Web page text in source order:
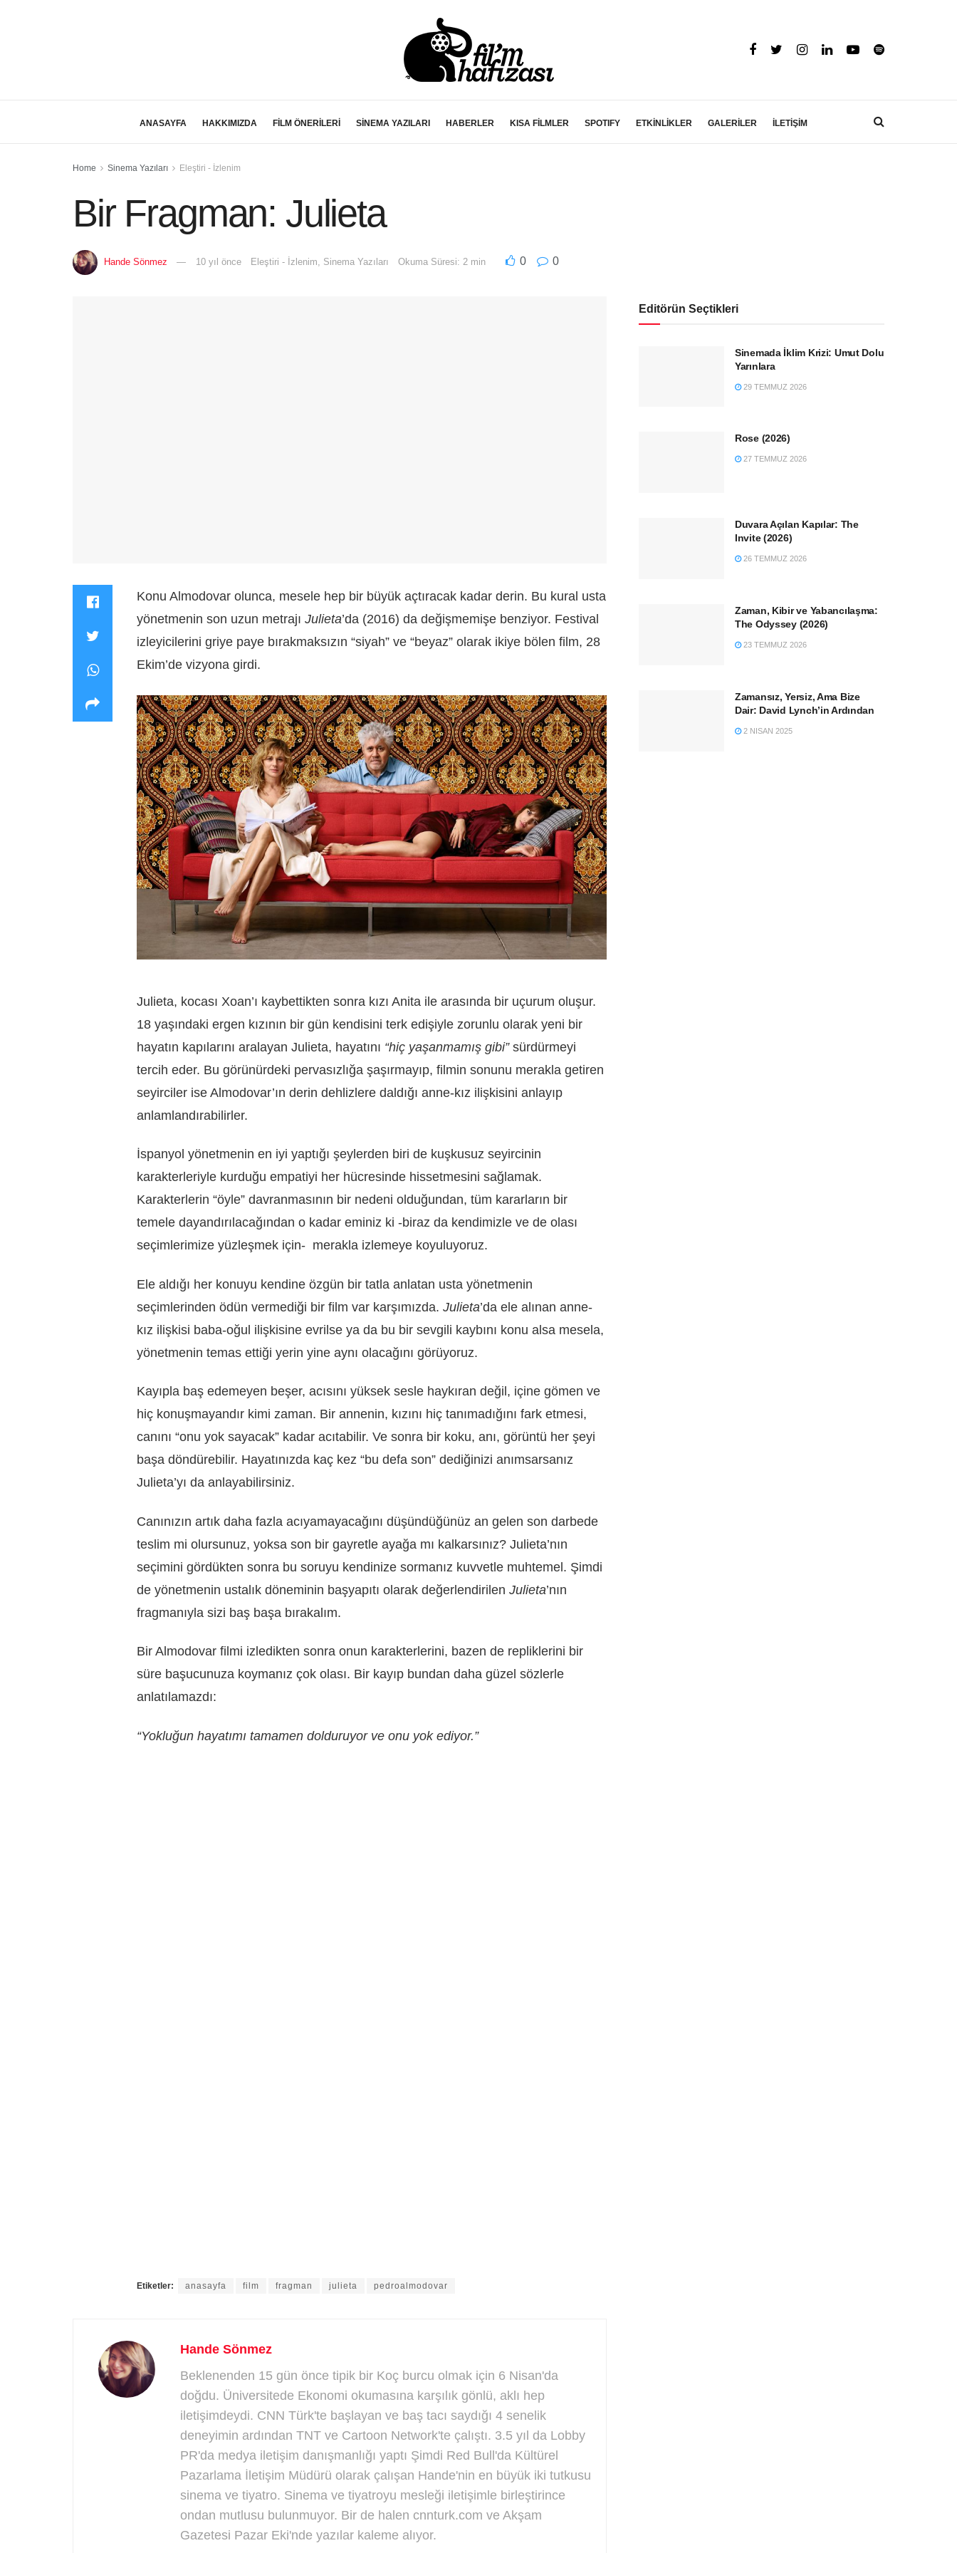
ANASAYFA HAKKIMIZDA FİLM ÖNERİLERİ SİNEMA YAZILARI HABERLER KISA FİLMLER SPOTIFY ETKİNLİKLER GALERİLER İLETİŞİM
Home Sinema Yazıları Eleştiri - İzlenim
Bir Fragman: Julieta
Hande Sönmez 10 yıl önce Eleştiri - İzlenim Sinema Yazıları Okuma Süresi: 2 min 0 0
Konu Almodovar olunca, mesele hep bir büyük açtıracak kadar derin. Bu kural usta
yönetmenin son uzun metrajı Julieta’da (2016) da değişmemişe benziyor. Festival
izleyicilerini griye paye bırakmaksızın “siyah” ve “beyaz” olarak ikiye bölen film, 28
Ekim’de vizyona girdi.
Julieta, kocası Xoan’ı kaybettikten sonra kızı Anita ile arasında bir uçurum oluşur.
18 yaşındaki ergen kızının bir gün kendisini terk edişiyle zorunlu olarak yeni bir
hayatın kapılarını aralayan Julieta, hayatını “hiç yaşanmamış gibi” sürdürmeyi
tercih eder. Bu görünürdeki pervasızlığa şaşırmayıp, filmin sonunu merakla getiren
seyirciler ise Almodovar’ın derin dehlizlere daldığı anne-kız ilişkisini anlayıp
anlamlandırabilirler.
İspanyol yönetmenin en iyi yaptığı şeylerden biri de kuşkusuz seyircinin
karakterleriyle kurduğu empatiyi her hücresinde hissetmesini sağlamak.
Karakterlerin “öyle” davranmasının bir nedeni olduğundan, tüm kararların bir
temele dayandırılacağından o kadar eminiz ki -biraz da kendimizle ve de olası
seçimlerimize yüzleşmek için- merakla izlemeye koyuluyoruz.
Ele aldığı her konuyu kendine özgün bir tatla anlatan usta yönetmenin
seçimlerinden ödün vermediği bir film var karşımızda. Julieta’da ele alınan anne-
kız ilişkisi baba-oğul ilişkisine evrilse ya da bu bir sevgili kaybını konu alsa mesela,
yönetmenin temas ettiği yerin yine aynı olacağını görüyoruz.
Kayıpla baş edemeyen beşer, acısını yüksek sesle haykıran değil, içine gömen ve
hiç konuşmayandır kimi zaman. Bir annenin, kızını hiç tanımadığını fark etmesi,
canını “onu yok sayacak” kadar acıtabilir. Ve sonra bir koku, anı, görüntü her şeyi
başa döndürebilir. Hayatınızda kaç kez “bu defa son” dediğinizi anımsarsanız
Julieta’yı da anlayabilirsiniz.
Canınızın artık daha fazla acıyamayacağını düşündüğünüz an gelen son darbede
teslim mi olursunuz, yoksa son bir gayretle ayağa mı kalkarsınız? Julieta’nın
seçimini gördükten sonra bu soruyu kendinize sormanız kuvvetle muhtemel. Şimdi
de yönetmenin ustalık döneminin başyapıtı olarak değerlendirilen Julieta’nın
fragmanıyla sizi baş başa bırakalım.
Bir Almodovar filmi izledikten sonra onun karakterlerini, bazen de repliklerini bir
süre başucunuza koymanız çok olası. Bir kayıp bundan daha güzel sözlerle
anlatılamazdı:
“Yokluğun hayatımı tamamen dolduruyor ve onu yok ediyor.”
Etiketler: anasayfa film fragman julieta pedroalmodovar
Hande Sönmez
Beklenenden 15 gün önce tipik bir Koç burcu olmak için 6 Nisan'da
doğdu. Üniversitede Ekonomi okumasına karşılık gönlü, aklı hep
iletişimdeydi. CNN Türk'te başlayan ve baş tacı saydığı 4 senelik
deneyimin ardından TNT ve Cartoon Network'te çalıştı. 3.5 yıl da Lobby
PR'da medya iletişim danışmanlığı yaptı Şimdi Red Bull'da Kültürel
Pazarlama İletişim Müdürü olarak çalışan Hande'nin en büyük iki tutkusu
sinema ve tiyatro. Sinema ve tiyatroyu mesleği iletişimle birleştirince
ondan mutlusu bulunmuyor. Bir de halen cnnturk.com ve Akşam
Gazetesi Pazar Eki'nde yazılar kaleme alıyor.
Editörün Seçtikleri
Sinemada İklim Krizi: Umut Dolu
Yarınlara
29 TEMMUZ 2026
Rose (2026)
27 TEMMUZ 2026
Duvara Açılan Kapılar: The
Invite (2026)
26 TEMMUZ 2026
Zaman, Kibir ve Yabancılaşma:
The Odyssey (2026)
23 TEMMUZ 2026
Zamansız, Yersiz, Ama Bize
Dair: David Lynch’in Ardından
2 NISAN 2025